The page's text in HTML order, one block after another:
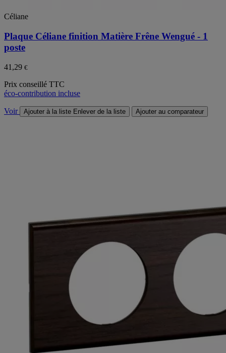
Céliane
Plaque Céliane finition Matière Frêne Wengué - 1
poste
41,29 €
Prix conseillé TTC
éco-contribution incluse
Voir Ajouter à la liste Enlever de la liste Ajouter au comparateur